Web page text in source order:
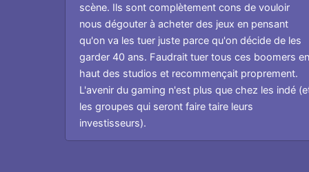
scène. Ils sont complètement cons de vouloir
nous dégouter à acheter des jeux en pensant
qu'on va les tuer juste parce qu'on décide de les
garder 40 ans. Faudrait tuer tous ces boomers en
haut des studios et recommençait proprement.
L'avenir du gaming n'est plus que chez les indé
les groupes qui seront faire taire leurs
investisseurs).